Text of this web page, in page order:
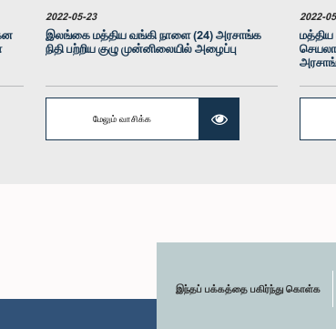
கவிந்த ஹேஷான்
ஜயவர்தன, பா.உ.
கௌரவ முஜிபுர் ரஹுமான், பா.உ.
உறுப்பினர்
2022-05-23
இலங்கை மத்திய வங்கி நாளை (24) அரசாங்க
நிதி பற்றிய குழு முன்னிலையில் அழைப்பு
மேலும் வாசிக்க
2022-
இந்தப் பக்கத்தை பகிர்ந்து கொள்க